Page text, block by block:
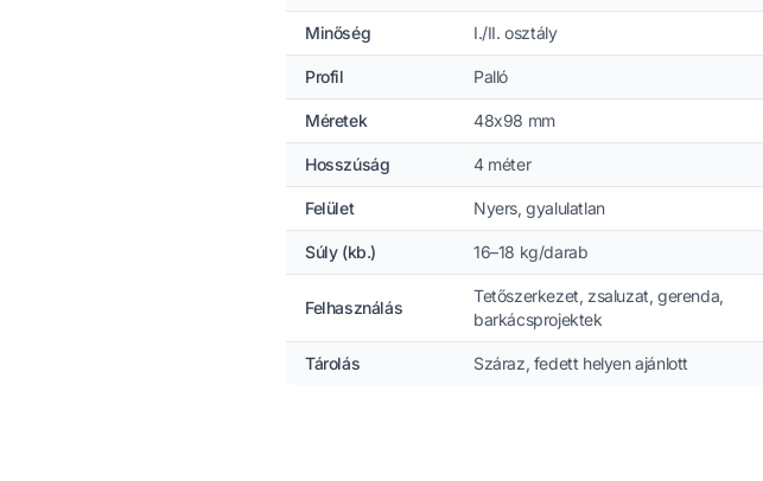
Minőség I./II. osztály
Profil Palló
Méretek 48x98 mm
Hosszúság 4 méter
Felület Nyers, gyalulatlan
Súly (kb.) 16–18 kg/darab
Felhasználás
Tetőszerkezet, zsaluzat, gerenda,
barkácsprojektek
Tárolás Száraz, fedett helyen ajánlott